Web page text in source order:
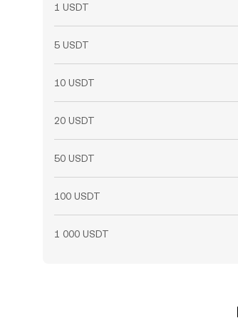
1 USDT
5 USDT
10 USDT
20 USDT
50 USDT
100 USDT
1 000 USDT